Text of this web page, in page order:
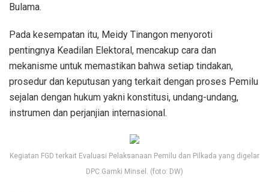
Bulama.
Pada kesempatan itu, Meidy Tinangon menyoroti
pentingnya Keadilan Elektoral, mencakup cara dan
mekanisme untuk memastikan bahwa setiap tindakan,
prosedur dan keputusan yang terkait dengan proses Pemilu
sejalan dengan hukum yakni konstitusi, undang-undang,
instrumen dan perjanjian internasional.
Kegiatan FGD terkait Evaluasi Pelaksanaan Pemilu dan Pilkada yang digelar
DPC Gamki Minsel. (foto: DW)